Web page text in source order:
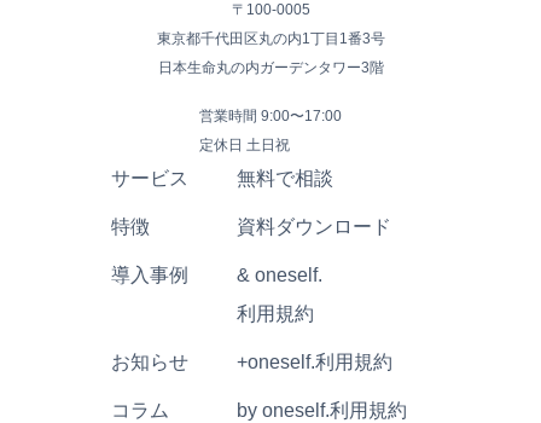
〒100-0005
東京都千代田区丸の内1丁目1番3号
日本生命丸の内ガーデンタワー3階
営業時間 9:00〜17:00
定休日 土日祝
サービス
特徴
導入事例
お知らせ
コラム
無料で相談
資料ダウンロード
& oneself.
利用規約
+oneself.利用規約
by oneself.利用規約